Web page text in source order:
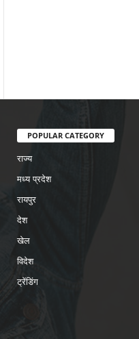
POPULAR CATEGORY
राज्य
मध्य प्रदेश
रायपुर
देश
खेल
विदेश
ट्रेंडिंग